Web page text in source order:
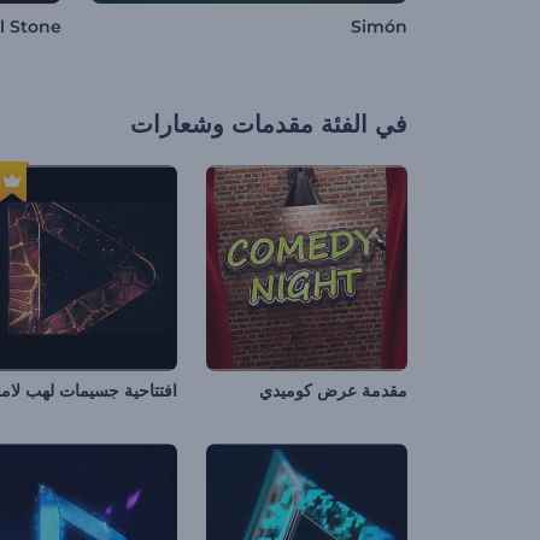
Simón
Stone
في الفئة مقدمات وشعارات
مقدمة عرض كوميدي افتتاحية جسيمات لهب